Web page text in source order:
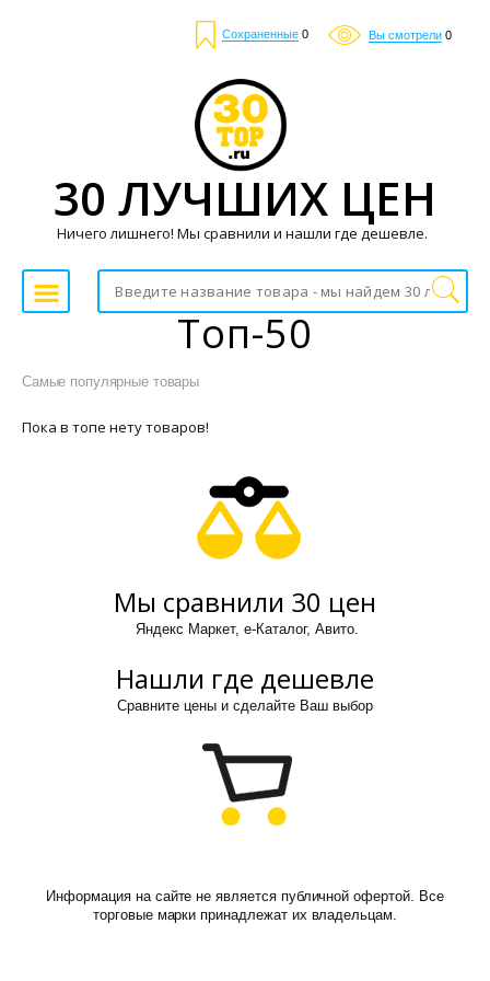
Сохраненные 0 Вы смотрели 0
Топ-50
Самые популярные товары
Пока в топе нету товаров!
Мы сравнили 30 цен
Яндекс Маркет, е-Каталог, Авито.
Нашли где дешевле
Сравните цены и сделайте Ваш выбор
Информация на сайте не является публичной офертой. Все
торговые марки принадлежат их владельцам.
30 ЛУЧШИХ ЦЕН
Ничего лишнего! Мы сравнили и нашли где дешевле.